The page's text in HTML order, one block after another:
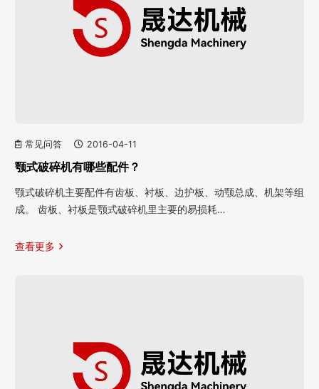
常见问答 2016-04-11
颚式破碎机有哪些配件？
颚式破碎机主要配件有齿板、衬板、边护板、动颚总成、机架等组
成。 齿板、衬板是颚式破碎机里主要的易损耗…
查看更多